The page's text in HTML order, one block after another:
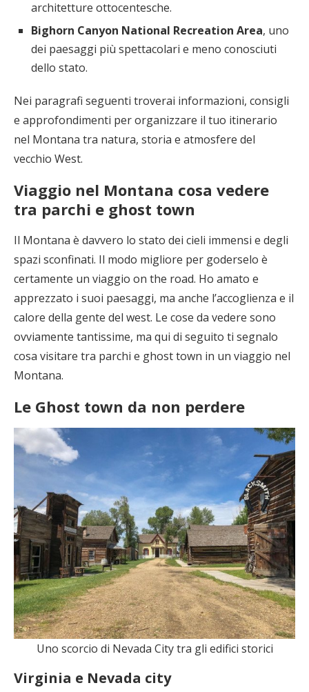
architetture ottocentesche.
Bighorn Canyon National Recreation Area, uno
dei paesaggi più spettacolari e meno conosciuti
dello stato.
Nei paragrafi seguenti troverai informazioni, consigli
e approfondimenti per organizzare il tuo itinerario
nel Montana tra natura, storia e atmosfere del
vecchio West.
Viaggio nel Montana cosa vedere
tra parchi e ghost town
Il Montana è davvero lo stato dei cieli immensi e degli
spazi sconfinati. Il modo migliore per goderselo è
certamente un viaggio on the road. Ho amato e
apprezzato i suoi paesaggi, ma anche l’accoglienza e il
calore della gente del west. Le cose da vedere sono
ovviamente tantissime, ma qui di seguito ti segnalo
cosa visitare tra parchi e ghost town in un viaggio nel
Montana.
Le Ghost town da non perdere
Uno scorcio di Nevada City tra gli edifici storici
Virginia e Nevada city